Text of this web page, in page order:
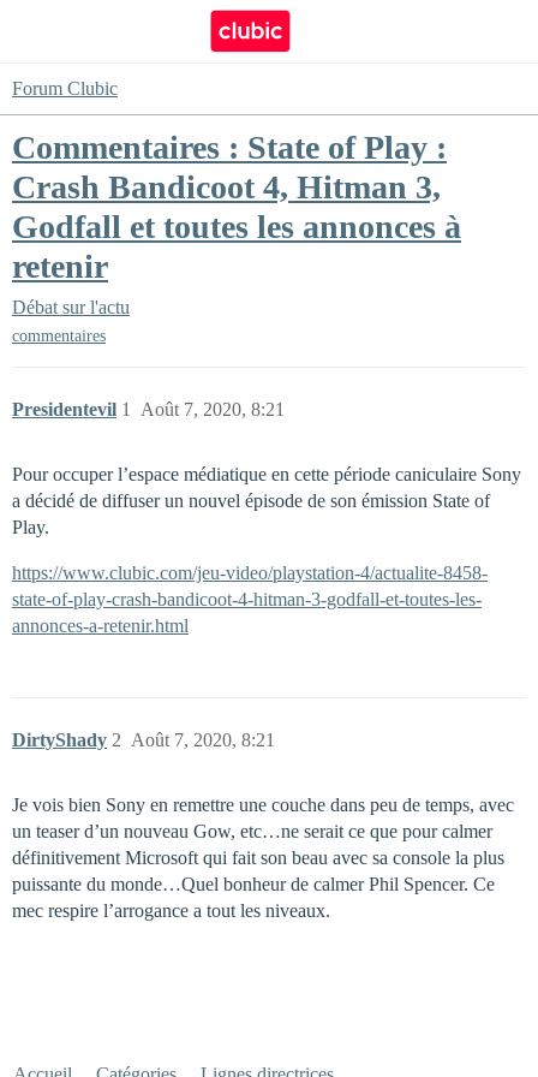
Forum Clubic
Commentaires : State of Play :
Crash Bandicoot 4, Hitman 3,
Godfall et toutes les annonces à
retenir
Débat sur l'actu
commentaires
Presidentevil Août 7, 2020, 8:21
1
Pour occuper l’espace médiatique en cette période caniculaire Sony
a décidé de diffuser un nouvel épisode de son émission State of
Play.
https://www.clubic.com/jeu-video/playstation-4/actualite-8458-
state-of-play-crash-bandicoot-4-hitman-3-godfall-et-toutes-les-
annonces-a-retenir.html
DirtyShady Août 7, 2020, 8:21
2
Je vois bien Sony en remettre une couche dans peu de temps, avec
un teaser d’un nouveau Gow, etc…ne serait ce que pour calmer
définitivement Microsoft qui fait son beau avec sa console la plus
puissante du monde…Quel bonheur de calmer Phil Spencer. Ce
mec respire l’arrogance a tout les niveaux.